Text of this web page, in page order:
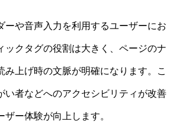
ーや音声入力を利用するユーザーにお
ックタグの役割は大きく、ページのナ
み上げ時の文脈が明確になります。こ
い者などへのアクセシビリティが改善
ザー体験が向上します。